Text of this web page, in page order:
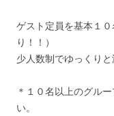
ゲスト定員を基本１
り！！）
少人数制でゆっくり
＊１０名以上のグル
い。